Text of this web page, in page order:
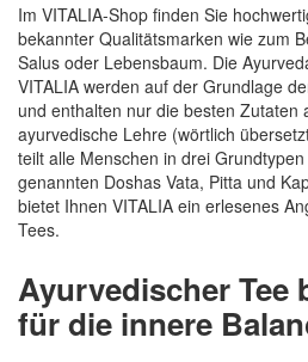
Im VITALIA-Shop finden Sie
bekannter Qualitätsmarken wie zum
Salus oder Lebensbaum. Die
VITALIA werden auf der Grundlage
und enthalten nur die besten Zutaten
ayurvedische Lehre (wörtlich
teilt alle Menschen in drei
genannten Doshas Vata, Pitta und
bietet Ihnen VITALIA ein erlesenes
Tees.
Ayurvedischer Tee
für die innere